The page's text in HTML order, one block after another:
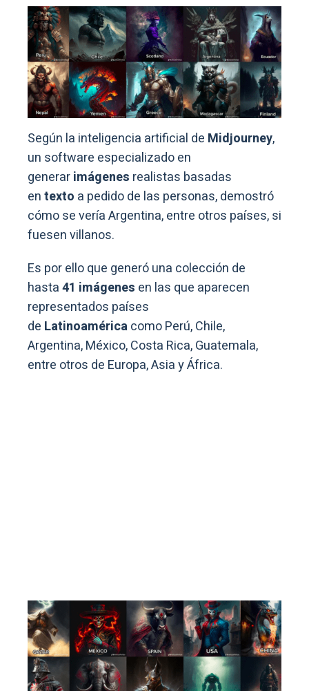
Según la inteligencia artificial de Midjourney,
un software especializado en
generarimágenes realistas basadas
entexto a pedido de las personas, demostró
cómo se vería Argentina, entre otros países, si
fuesen villanos.
Es por ello que generó una colección de
hasta41 imágenes en las que aparecen
representados países
de Latinoaméricacomo Perú, Chile,
Argentina, México, Costa Rica, Guatemala,
entre otros de Europa, Asia y África.